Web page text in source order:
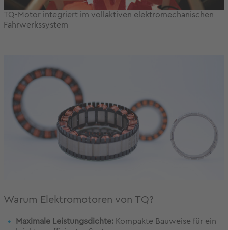
TQ-Motor integriert im vollaktiven elektromechanischen
Fahrwerkssystem
Warum Elektromotoren von TQ?
Maximale Leistungsdichte: Kompakte Bauweise für ein